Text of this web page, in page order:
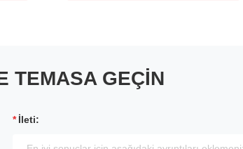
TEMASA GEÇIN
İleti: